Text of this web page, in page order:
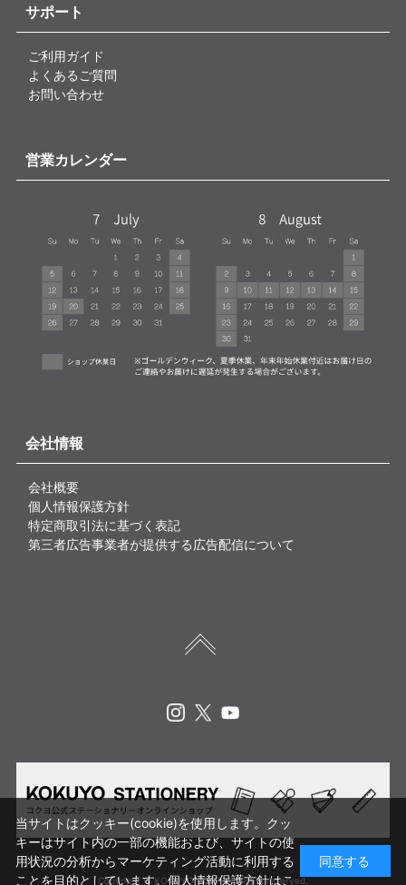
サポート
ご利用ガイド
よくあるご質問
お問い合わせ
営業カレンダー
会社情報
会社概要
個人情報保護方針
特定商取引法に基づく表記
第三者広告事業者が提供する広告配信について
Copyright © KOKUYO CORP. All rights reserved.
当サイトはクッキー(cookie)を使用します。クッ
キーはサイト内の一部の機能および、サイトの使
用状況の分析からマーケティング活動に利用する
ことを目的としています。個人情報保護方針はこ
同意する